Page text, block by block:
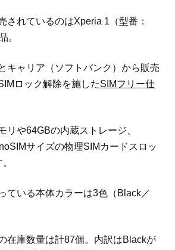
されているのはXperia 1（型番：
。
キャリア（ソフトバンク）から販売
ロック解除を施したSIMフリー仕
リや64GBの内蔵ストレージ、
サイズの物理SIMカードスロッ
ている本体カラーは3色（Black／
在庫数量は計87個。内訳はBlackが